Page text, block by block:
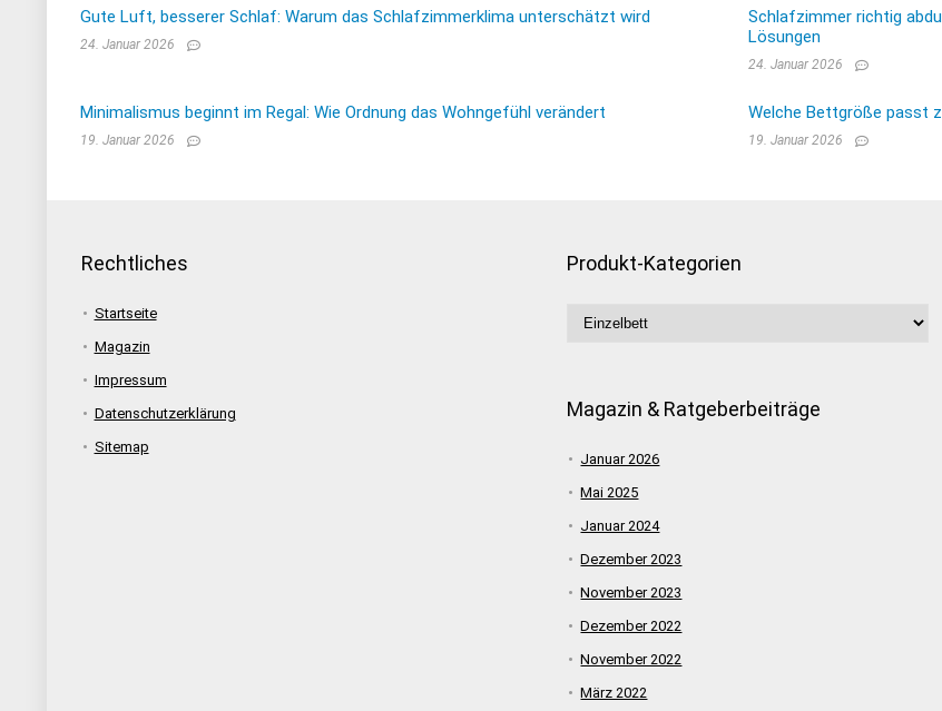
Gute Luft, besserer Schlaf: Warum das Schlafzimmerklima unterschätzt wird
24. Januar 2026
Schlafzimmer richtig
Lösungen
24. Januar 2026
Minimalismus beginnt im Regal: Wie Ordnung das Wohngefühl verändert
19. Januar 2026
Welche Bettgröße passt
19. Januar 2026
Rechtliches
Startseite
Magazin
Impressum
Datenschutzerklärung
Sitemap
Produkt-Kategorien
Magazin & Ratgeberbeiträge
Januar 2026
Mai 2025
Januar 2024
Dezember 2023
November 2023
Dezember 2022
November 2022
März 2022